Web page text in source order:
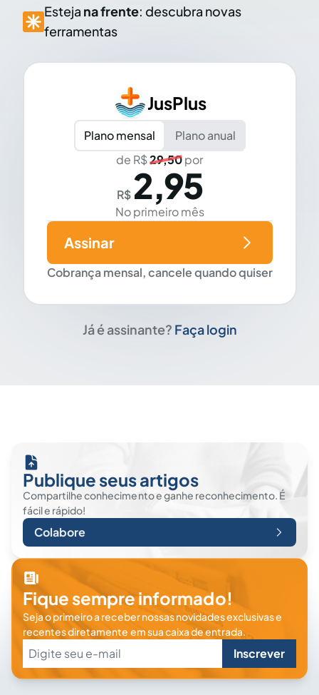
Esteja na frente: descubra novas
ferramentas
JusPlus
Plano mensal
Plano anual
de R$29,50por
R$ 2,95
No primeiro mês
Cobrança mensal, cancele quando quiser
Assinar
Já é assinante? Faça login
Publique seus artigos
Compartilhe conhecimento e ganhe reconhecimento. É
fácil e rápido!
Colabore
Fique sempre informado!
Seja o primeiro a receber nossas novidades exclusivas e
recentes diretamente em sua caixa de entrada.
Inscrever